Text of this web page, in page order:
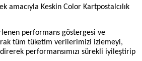
amacıyla Keskin Color Kartpostalcılık
performans göstergesi ve
tüm tüketim verilerimizi izlemeyi,
performansımızı sürekli iyileştirip